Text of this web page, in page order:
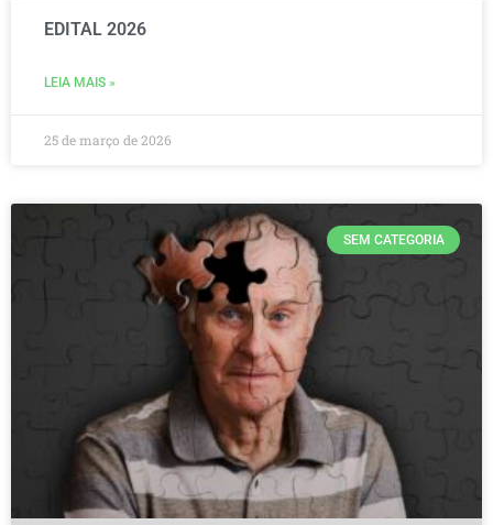
EDITAL 2026
LEIA MAIS »
25 de março de 2026
SEM CATEGORIA